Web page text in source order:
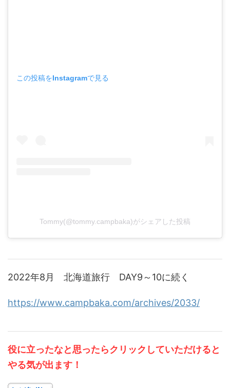
この投稿をInstagramで見る
Tommy(@tommy.campbaka)がシェアした投稿
2022年8月 北海道旅行 DAY9～10に続く
https://www.campbaka.com/archives/2033/
役に立ったなと思ったらクリックしていただけると
やる気が出ます！